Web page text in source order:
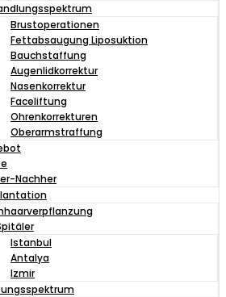
Brustoperationen
Fettabsaugung Liposuktion
Bauchstaffung
Augenlidkorrektur
Nasenkorrektur
Faceliftung
Ohrenkorrekturen
Oberarmstraffung
Nachher
Istanbul
Antalya
Izmir